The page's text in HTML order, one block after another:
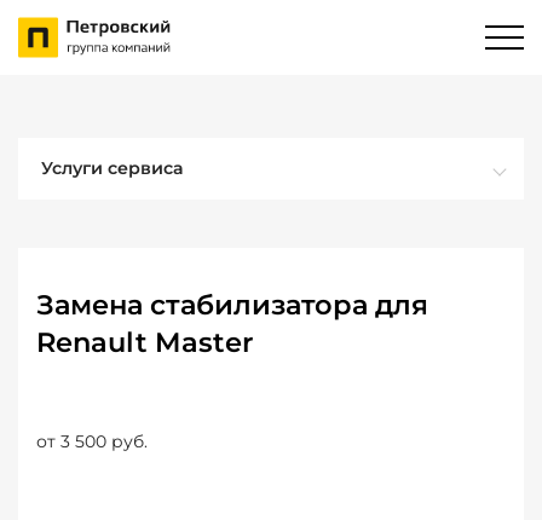
Услуги сервиса
Замена стабилизатора для
Renault Master
от 3 500 руб.